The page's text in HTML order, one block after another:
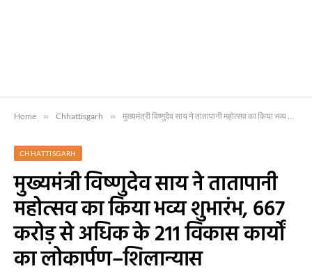
Home » Chhattisgarh » मुख्यमंत्री विष्णुदेव साय ने तातापानी महोत्सव का किया भव्य शुभारंभ, 667 करोड़ से अधिक के 211 विकास कार्यों का लोकार्पण–शिलान्यास
CHHATTISGARH
मुख्यमंत्री विष्णुदेव साय ने तातापानी
महोत्सव का किया भव्य शुभारंभ, 667
करोड़ से अधिक के 211 विकास कार्यों
का लोकार्पण–शिलान्यास